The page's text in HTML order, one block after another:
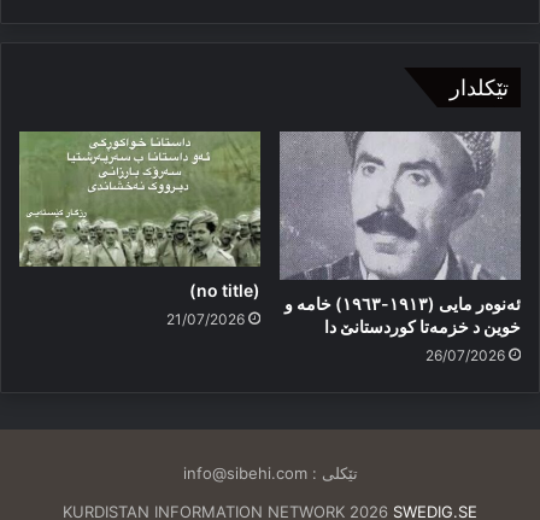
تێکلدار
ئەنوەر مایی (١٩١٣-١٩٦٣) خامە و
خوین د خزمەتا کوردستانێ دا
26/07/2026
(no title)
21/07/2026
تێکلی :info@sibehi.com
KURDISTAN INFORMATION NETWORK 2026 SWEDIG.SE